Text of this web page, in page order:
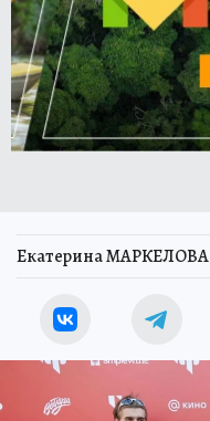
Екатерина МАРКЕЛОВА